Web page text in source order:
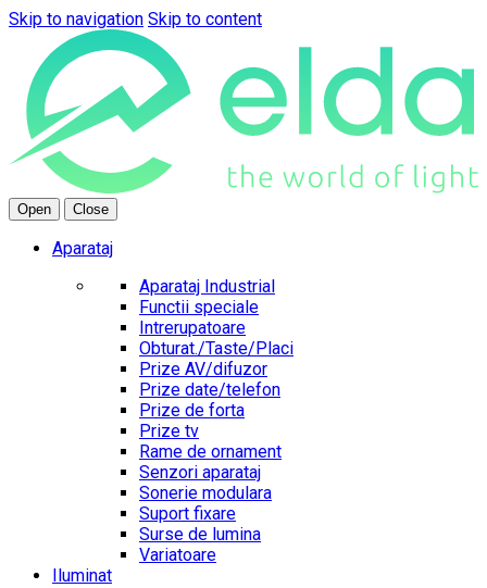
Skip to navigation Skip to content
Open Close
Aparataj
Aparataj Industrial
Functii speciale
Intrerupatoare
Obturat./Taste/Placi
Prize AV/difuzor
Prize date/telefon
Prize de forta
Prize tv
Rame de ornament
Senzori aparataj
Sonerie modulara
Suport fixare
Surse de lumina
Variatoare
Iluminat